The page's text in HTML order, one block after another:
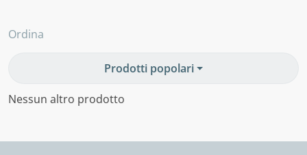
Ordina
Prodotti popolari
Nessun altro prodotto